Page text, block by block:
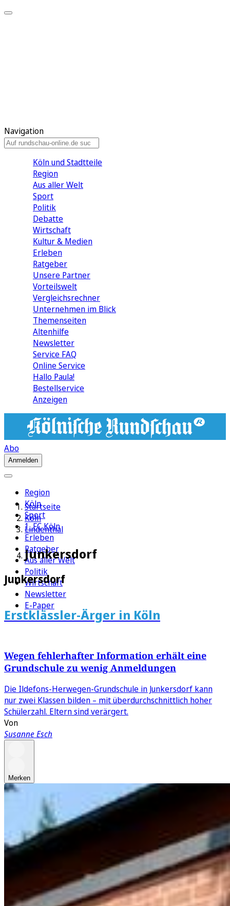
Navigation
Köln und Stadtteile
Region
Aus aller Welt
Sport
Politik
Debatte
Wirtschaft
Kultur & Medien
Erleben
Ratgeber
Unsere Partner
Vorteilswelt
Vergleichsrechner
Unternehmen im Blick
Themenseiten
Altenhilfe
Newsletter
Service FAQ
Online Service
Hallo Paula!
Bestellservice
Anzeigen
Abo
Anmelden
Region
Köln
Sport
1. FC Köln
Erleben
Ratgeber
Aus aller Welt
Politik
Wirtschaft
Newsletter
E-Paper
Startseite
Köln
Lindenthal
Junkersdorf
Junkersdorf
Erstklässler-Ärger in Köln
Wegen fehlerhafter Information erhält eine
Grundschule zu wenig Anmeldungen
Die Ildefons-Herwegen-Grundschule in Junkersdorf kann
nur zwei Klassen bilden – mit überdurchschnittlich hoher
Schülerzahl. Eltern sind verärgert.
Von
Susanne Esch
Merken